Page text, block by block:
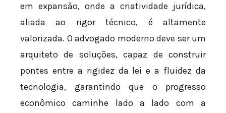
em expansão, onde a criatividade jurídica,
aliada ao rigor técnico, é altamente
valorizada. O advogado moderno deve ser um
arquiteto de soluções, capaz de construir
pontes entre a rigidez da lei e a fluidez da
tecnologia, garantindo que o progresso
econômico caminhe lado a lado com a